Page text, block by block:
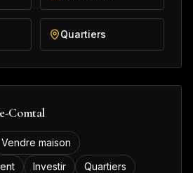
Quartiers
Comtal
Vendre maison
Investir
Quartiers